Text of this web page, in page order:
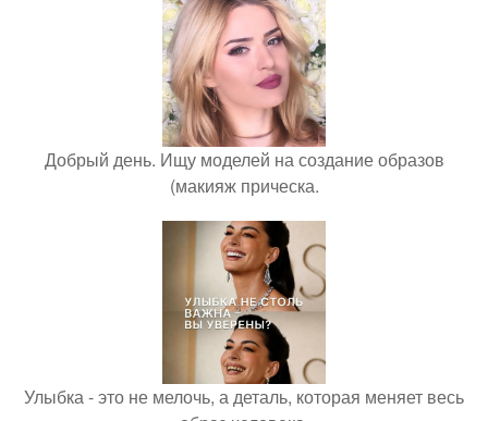
Добрый день. Ищу моделей на создание образов
(макияж прическа.
Улыбка - это не мелочь, а деталь, которая меняет весь